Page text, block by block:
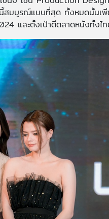
สมบูรณ์แบบที่สุด ทั้งหมดนั้นเพี
และตั้งเป้าตีตลาดหนังทั้งไท